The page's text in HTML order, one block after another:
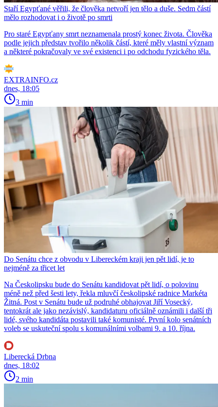
Staří Egypťané věřili, že člověka netvoří jen tělo a duše. Sedm částí
mělo rozhodovat i o životě po smrti
Pro staré Egypťany smrt neznamenala prostý konec života. Člověka
podle jejich představ tvořilo několik částí, které měly vlastní význam
a některé pokračovaly ve své existenci i po odchodu fyzického těla.
EXTRAINFO.cz
dnes, 18:05
3 min
Do Senátu chce z obvodu v Libereckém kraji jen pět lidí, je to
nejméně za třicet let
Na Českolipsku bude do Senátu kandidovat pět lidí, o polovinu
méně než před šesti lety, řekla mluvčí českolipské radnice Markéta
Žitná. Post v Senátu bude už podruhé obhajovat Jiří Vosecký,
tentokrát ale jako nezávislý, kandidaturu oficiálně oznámili i další tři
lidé, svého kandidáta postavili také komunisté. První kolo senátních
voleb se uskuteční spolu s komunálními volbami 9. a 10. října.
Liberecká Drbna
dnes, 18:02
2 min